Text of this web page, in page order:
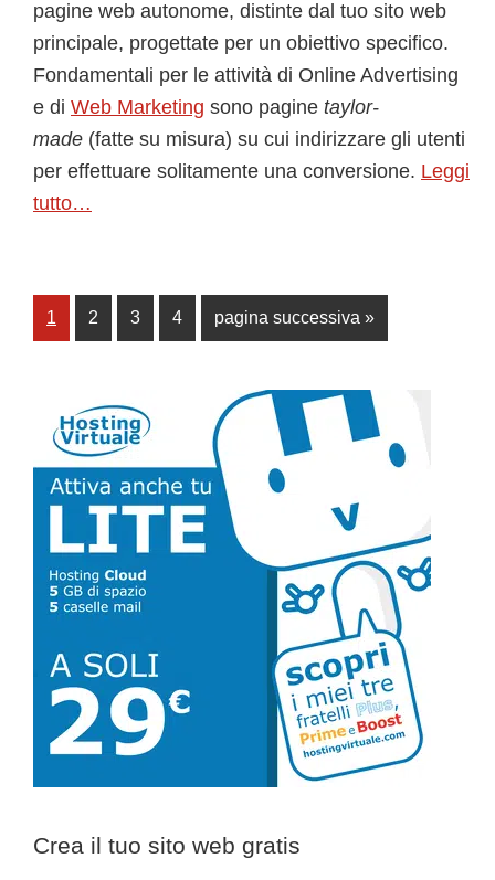
pagine web autonome, distinte dal tuo sito web
principale, progettate per un obiettivo specifico.
Fondamentali per le attività di Online Advertising
e di Web Marketing sono pagine taylor-
made (fatte su misura) su cui indirizzare gli utenti
per effettuare solitamente una conversione. Leggi
tutto…
Pagina
1 Pagina
2 Pagina
3 Pagina
4
Vai
alla
pagina successiva »
Barra
laterale
primaria
Crea il tuo sito web gratis